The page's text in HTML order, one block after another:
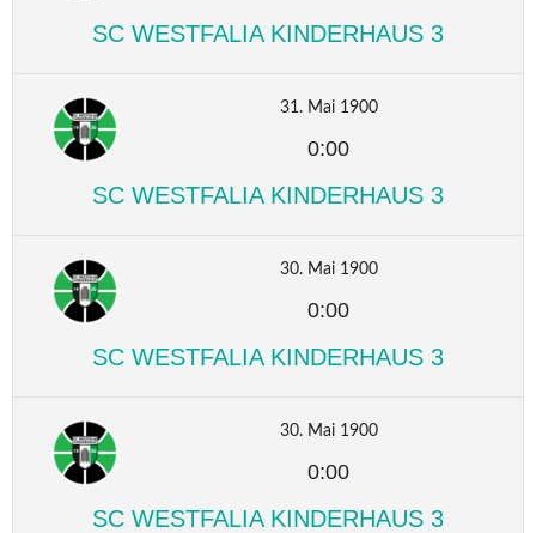
SC WESTFALIA KINDERHAUS 3
31. Mai 1900
0:00
SC WESTFALIA KINDERHAUS 3
30. Mai 1900
0:00
SC WESTFALIA KINDERHAUS 3
30. Mai 1900
0:00
SC WESTFALIA KINDERHAUS 3